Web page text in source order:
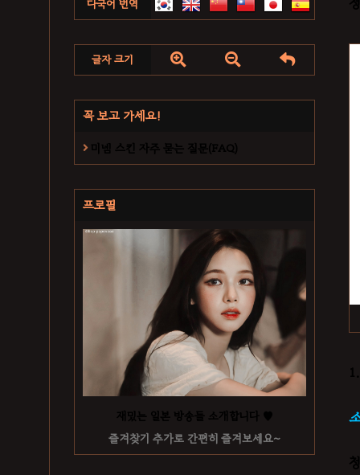
다국어 번역
글자 크기   
꼭 보고 가세요!
미넴 스킨 자주 묻는 질문(FAQ)
프로필
재밌는 일본 방송들 소개합니다 ♥
즐겨찾기 추가로 간편히 즐겨보세요~